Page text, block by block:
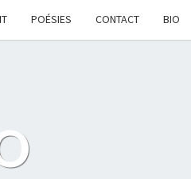
POÉSIES CONTACT BIO